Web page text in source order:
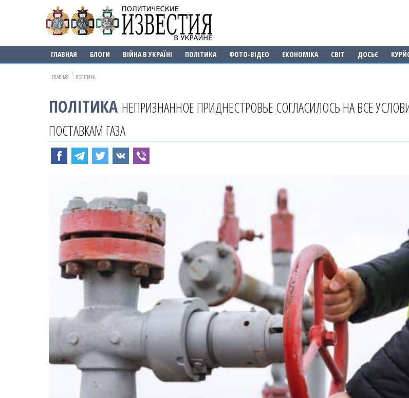
ГЛАВНАЯ БЛОГИ ВІЙНА В УКРАЇНІ ПОЛІТИКА ФОТО-ВІДЕО ЕКОНОМІКА СВІТ ДОСЬЄ
ГЛАВНАЯ ПОЛІТИКА
ПОЛІТИКА НЕПРИЗНАННОЕ ПРИДНЕСТРОВЬЕ СОГЛАСИЛОСЬ НА ВСЕ
ПОСТАВКАМ ГАЗА